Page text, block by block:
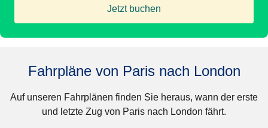
Jetzt buchen
Fahrpläne von Paris nach London
Auf unseren Fahrplänen finden Sie heraus, wann der erste
und letzte Zug von Paris nach London fährt.